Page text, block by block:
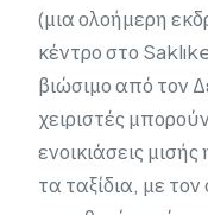
(μια ολοήμερη
κέντρο στο
βιώσιμο από τον
χειριστές
ενοικιάσεις
τα ταξίδια, με